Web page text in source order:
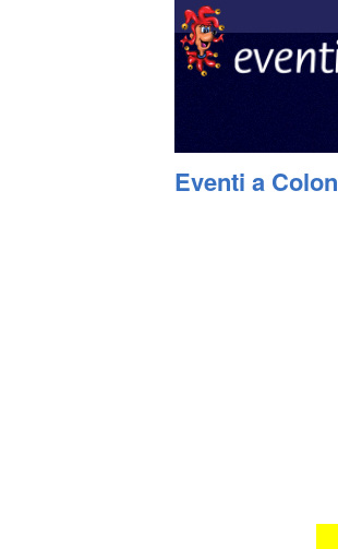
Eventi a